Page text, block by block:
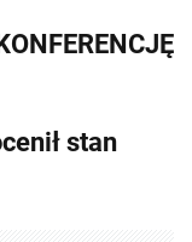
stan